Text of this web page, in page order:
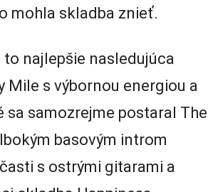
mohla skladba znieť.
najlepšie nasledujúca
s výbornou energiou a
samozrejme postaral The
basovým introm
s ostrými gitarami a